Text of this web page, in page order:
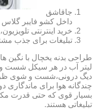
جاقاشق
داخل کشو فایبر گلاس
خرید اینترنتی
تبلیغات برای جذب
طراحی بدنه یخچال با
لیتر آب در هر سیکل شست و
چندگانه هوا برای ماندگاری
بسیار قوی که حتی قدرت
تبلیغاتی هستند.